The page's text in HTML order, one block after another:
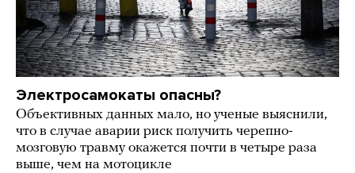
Электросамокаты опасны?
Объективных данных мало, но ученые выяснили,
что в случае аварии риск получить черепно-
мозговую травму окажется почти в четыре раза
выше, чем на мотоцикле